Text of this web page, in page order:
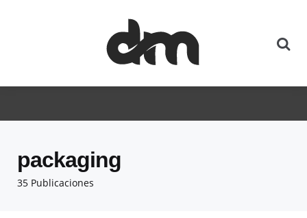
35 Publicaciones
packaging